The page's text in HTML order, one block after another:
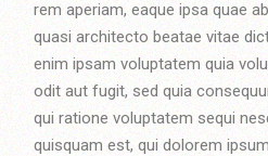
rem aperiam, eaque ipsa quae
quasi architecto beatae vitae
enim ipsam voluptatem quia
odit aut fugit, sed quia
qui ratione voluptatem sequi
quisquam est, qui dolorem